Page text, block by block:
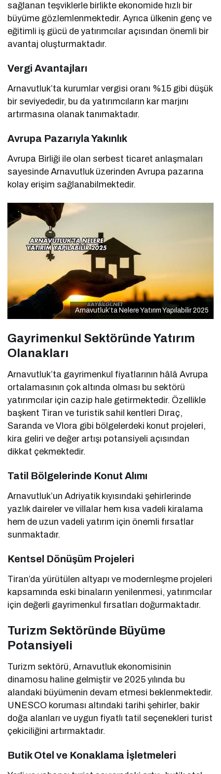
sağlanan teşviklerle birlikte ekonomide hızlı bir
büyüme gözlemlenmektedir. Ayrıca ülkenin genç ve
eğitimli iş gücü de yatırımcılar açısından önemli bir
avantaj oluşturmaktadır.
Vergi Avantajları
Arnavutluk’ta kurumlar vergisi oranı %15 gibi düşük
bir seviyededir, bu da yatırımcıların kar marjını
artırmasına olanak tanımaktadır.
Avrupa Pazarıyla Yakınlık
Avrupa Birliği ile olan serbest ticaret anlaşmaları
sayesinde Arnavutluk üzerinden Avrupa pazarına
kolay erişim sağlanabilmektedir.
Arnavutluk’ta Nelere Yatırım Yapılabilir 2025
Gayrimenkul Sektöründe Yatırım
Olanakları
Arnavutluk’ta gayrimenkul fiyatlarının hâlâ Avrupa
ortalamasının çok altında olması bu sektörü
yatırımcılar için cazip hale getirmektedir. Özellikle
başkent Tiran ve turistik sahil kentleri Dıraç,
Saranda ve Vlora gibi bölgelerdeki konut projeleri,
kira geliri ve değer artışı potansiyeli açısından
dikkat çekmektedir.
Tatil Bölgelerinde Konut Alımı
Arnavutluk’un Adriyatik kıyısındaki şehirlerinde
yazlık daireler ve villalar hem kısa vadeli kiralama
hem de uzun vadeli yatırım için önemli fırsatlar
sunmaktadır.
Kentsel Dönüşüm Projeleri
Tiran’da yürütülen altyapı ve modernleşme projeleri
kapsamında eski binaların yenilenmesi, yatırımcılar
için değerli gayrimenkul fırsatları doğurmaktadır.
Turizm Sektöründe Büyüme
Potansiyeli
Turizm sektörü, Arnavutluk ekonomisinin
dinamosu haline gelmiştir ve 2025 yılında bu
alandaki büyümenin devam etmesi beklenmektedir.
UNESCO koruması altındaki tarihi şehirler, bakir
doğa alanları ve uygun fiyatlı tatil seçenekleri turist
çekiciliğini artırmaktadır.
Butik Otel ve Konaklama İşletmeleri